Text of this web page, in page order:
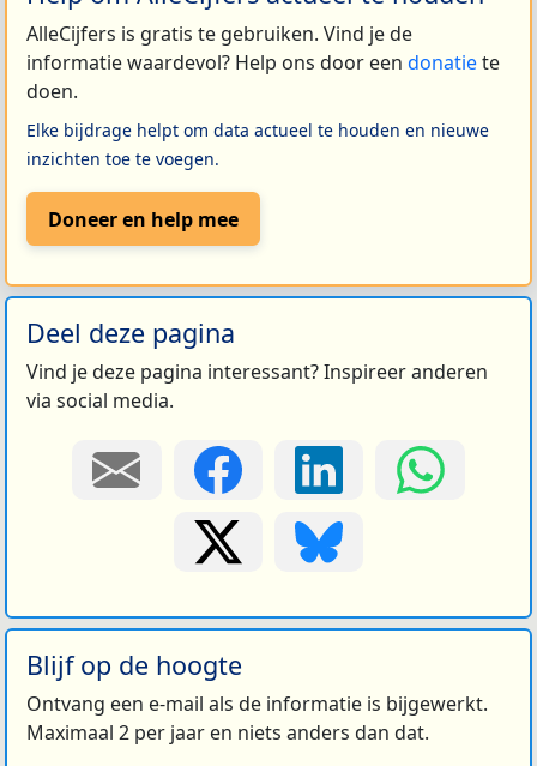
AlleCijfers is gratis te gebruiken. Vind je de
informatie waardevol? Help ons door een donatiete
doen.
Elke bijdrage helpt om data actueel te houden en nieuwe
inzichten toe te voegen.
Doneer en help mee
Deel deze pagina
Vind je deze pagina interessant? Inspireer anderen
via social media.
Blijf op de hoogte
Ontvang een e-mail als de informatie is bijgewerkt.
Maximaal 2 per jaar en niets anders dan dat.